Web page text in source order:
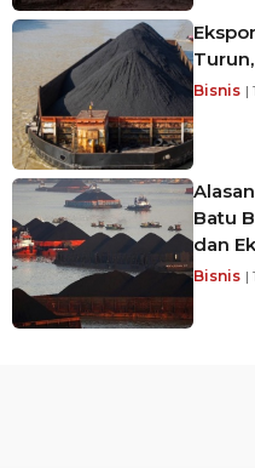
Bisnis |
Batu
dan
Bisnis |